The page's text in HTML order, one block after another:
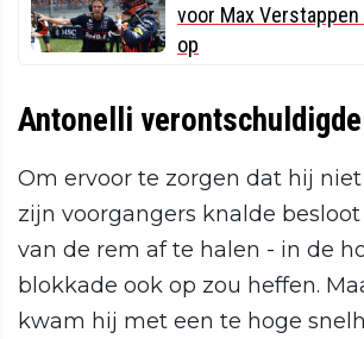
voor Max
op
Antonelli
Om ervoor te zorgen dat hij
zijn voorgangers knalde
van de rem af te halen - in de
blokkade ook op zou heffen.
kwam hij met een te hoge